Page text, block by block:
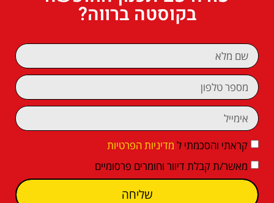
בקוסטה ברווה?
קראתי והסכמתי ל מדיניות הפרטיות
מאשר/ת קבלת דיוור וחומרים פרסומיים
שליחה